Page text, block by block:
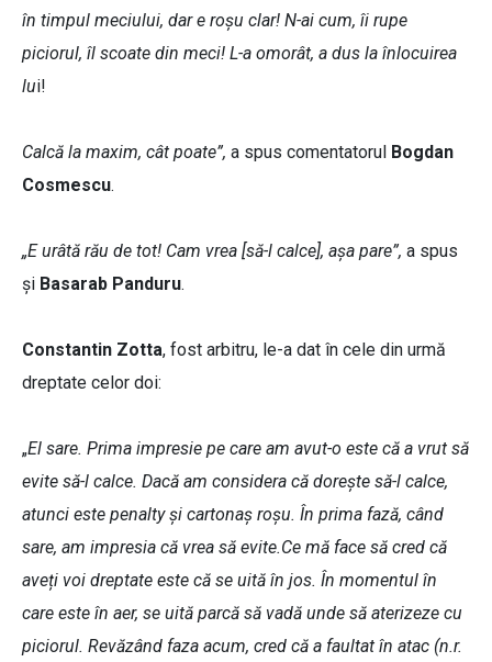
în timpul meciului, dar e roșu clar! N-ai cum, îi rupe
piciorul, îl scoate din meci! L-a omorât, a dus la înlocuirea
lui!
Calcă la maxim, cât poate”, a spus comentatorul Bogdan
Cosmescu.
„E urâtă rău de tot! Cam vrea [să-l calce], așa pare”, a spus
și Basarab Panduru.
Constantin Zotta, fost arbitru, le-a dat în cele din urmă
dreptate celor doi:
„El sare. Prima impresie pe care am avut-o este că a vrut să
evite să-l calce. Dacă am considera că dorește să-l calce,
atunci este penalty și cartonaș roșu. În prima fază, când
sare, am impresia că vrea să evite.Ce mă face să cred că
aveți voi dreptate este că se uită în jos. În momentul în
care este în aer, se uită parcă să vadă unde să aterizeze cu
piciorul. Revăzând faza acum, cred că a faultat în atac (n.r.